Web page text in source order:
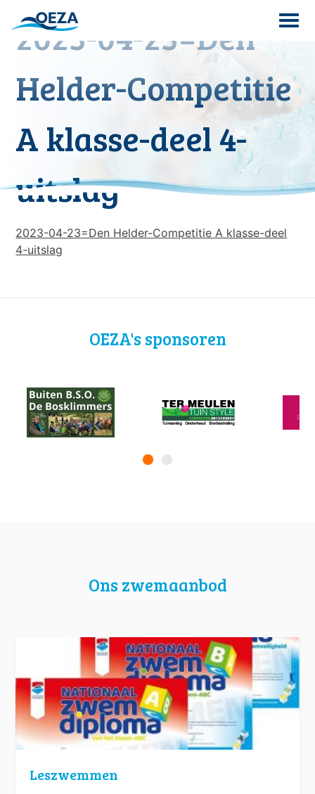
content
Search
for:
2023-04-23=Den
Helder-Competitie
A klasse-deel 4-
uitslag
2023-04-23=Den Helder-Competitie A klasse-deel
4-uitslag
OEZA's sponsoren
Ons zwemaanbod
Leszwemmen